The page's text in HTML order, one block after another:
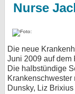
Nurse
Die neue
Juni 2009 auf dem
Die halbstündige
Dunsky, Liz